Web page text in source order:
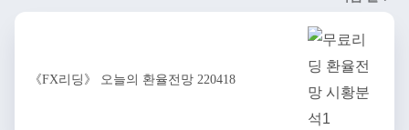
《FX리딩》 오늘의 환율전망 220418